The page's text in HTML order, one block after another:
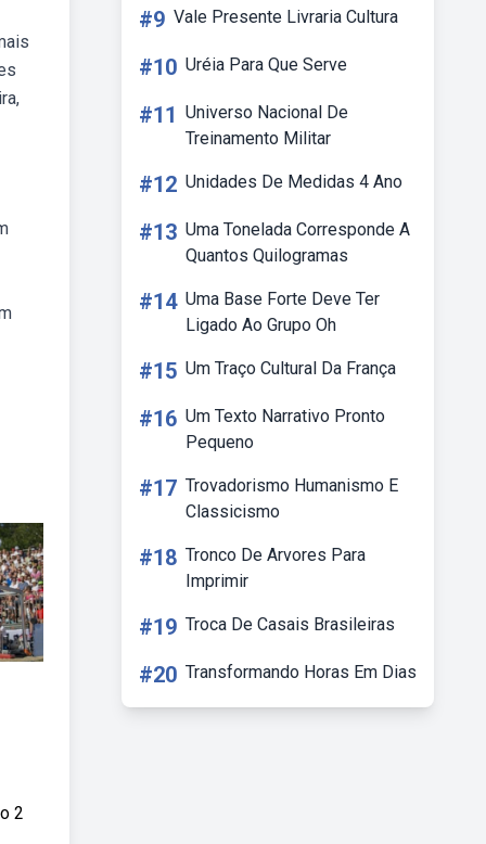
2
#9 Vale Presente Livraria Cultura
#10 Uréia Para Que Serve
#11 Universo Nacional De
Treinamento Militar
#12 Unidades De Medidas 4 Ano
#13 Uma Tonelada Corresponde A
Quantos Quilogramas
#14 Uma Base Forte Deve Ter
Ligado Ao Grupo Oh
#15 Um Traço Cultural Da França
#16 Um Texto Narrativo Pronto
Pequeno
#17 Trovadorismo Humanismo E
Classicismo
#18 Tronco De Arvores Para
Imprimir
#19 Troca De Casais Brasileiras
#20 Transformando Horas Em Dias